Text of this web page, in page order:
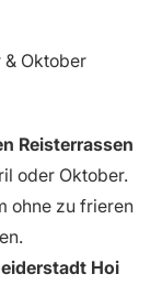
& Oktober
Reisterrassen
oder Oktober.
ohne zu frieren
Hoi